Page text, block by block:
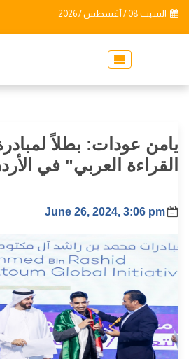
السبت 08 / أغسطس / 2026
يامن عودات: بطلاً
القراءة العربي" في
June 26, 2024, 3:06 pm